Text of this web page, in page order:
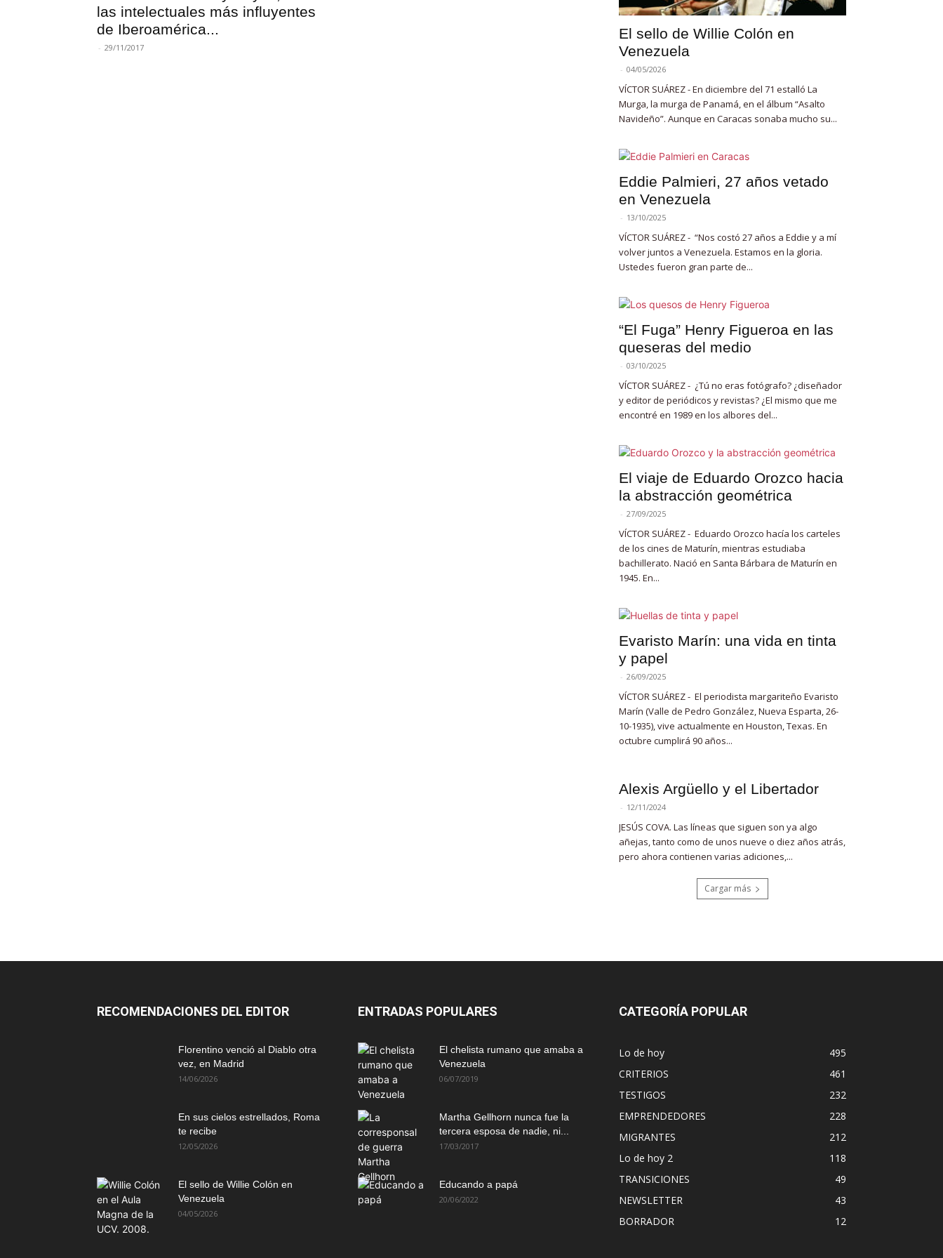
las intelectuales más influyentes
de Iberoamérica...
- 29/11/2017
El sello de Willie Colón en
Venezuela
- 04/05/2026
VÍCTOR SUÁREZ - En diciembre del 71 estalló La
Murga, la murga de Panamá, en el álbum “Asalto
Navideño”. Aunque en Caracas sonaba mucho su...
Eddie Palmieri, 27 años vetado
en Venezuela
- 13/10/2025
VÍCTOR SUÁREZ - “Nos costó 27 años a Eddie y a mí
volver juntos a Venezuela. Estamos en la gloria.
Ustedes fueron gran parte de...
“El Fuga” Henry Figueroa en las
queseras del medio
- 03/10/2025
VÍCTOR SUÁREZ - ¿Tú no eras fotógrafo? ¿diseñador
y editor de periódicos y revistas? ¿El mismo que me
encontré en 1989 en los albores del...
El viaje de Eduardo Orozco hacia
la abstracción geométrica
- 27/09/2025
VÍCTOR SUÁREZ - Eduardo Orozco hacía los carteles
de los cines de Maturín, mientras estudiaba
bachillerato. Nació en Santa Bárbara de Maturín en
1945. En...
Evaristo Marín: una vida en tinta
y papel
- 26/09/2025
VÍCTOR SUÁREZ - El periodista margariteño Evaristo
Marín (Valle de Pedro González, Nueva Esparta, 26-
10-1935), vive actualmente en Houston, Texas. En
octubre cumplirá 90 años...
Alexis Argüello y el Libertador
- 12/11/2024
JESÚS COVA. Las líneas que siguen son ya algo
añejas, tanto como de unos nueve o diez años atrás,
pero ahora contienen varias adiciones,...
Cargar más
RECOMENDACIONES DEL EDITOR
Florentino venció al Diablo otra
vez, en Madrid
14/06/2026
En sus cielos estrellados, Roma
te recibe
12/05/2026
El sello de Willie Colón en
Venezuela
04/05/2026
ENTRADAS POPULARES
El chelista rumano que amaba a
Venezuela
06/07/2019
Martha Gellhorn nunca fue la
tercera esposa de nadie, ni...
17/03/2017
Educando a papá
20/06/2022
CATEGORÍA POPULAR
Lo de hoy
495
CRITERIOS
461
TESTIGOS
232
EMPRENDEDORES
228
MIGRANTES
212
Lo de hoy 2
118
TRANSICIONES
49
NEWSLETTER
43
BORRADOR
12